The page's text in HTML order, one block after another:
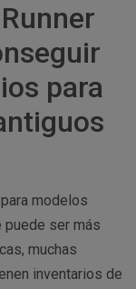
para
modelos
puede ser más
muchas
inventarios de